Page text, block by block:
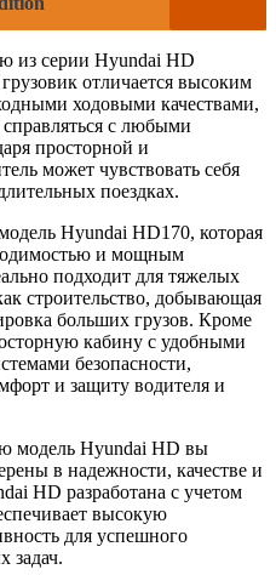
из серии Hyundai HD
отличается высоким
ходовыми качествами,
с любыми
просторной и
может чувствовать себя
поездках.
Hyundai HD170, которая
и мощным
подходит для тяжелых
строительство, добывающая
больших грузов. Кроме
кабину с удобными
безопасности,
и защиту водителя и
модель Hyundai HD вы
в надежности, качестве и
HD разработана с учетом
высокую
для успешного
задач.